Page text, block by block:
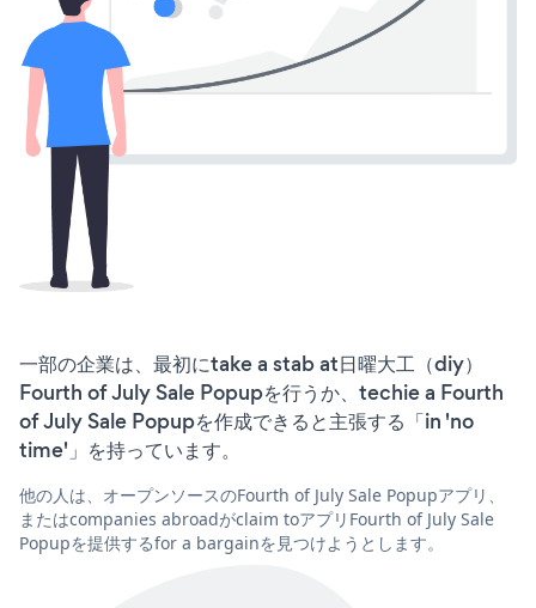
一部の企業は、最初にtake a stab at日曜大工（diy）
Fourth of July Sale Popupを行うか、techie a Fourth
of July Sale Popupを作成できると主張する「in 'no
time'」を持っています。
他の人は、オープンソースのFourth of July Sale Popupアプリ、
またはcompanies abroadがclaim toアプリFourth of July Sale
Popupを提供するfor a bargainを見つけようとします。